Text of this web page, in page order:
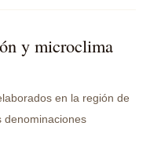
y microclima
en la región de
denominaciones